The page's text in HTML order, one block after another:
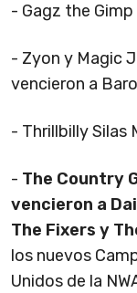
- Gagz the
- Zyon y Magic
vencieron a
- Thrillbilly Silas
- The Country
vencieron a
The Fixers y
los nuevos
Unidos de la